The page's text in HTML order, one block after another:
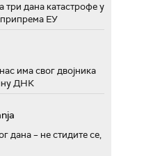
три дана катастрофе у
припрема ЕУ
има свог двојника
ДНК
дана – не стидите се,